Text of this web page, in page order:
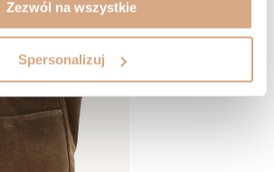
Zezwól na wszystkie
Spersonalizuj